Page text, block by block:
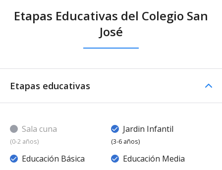
Etapas Educativas del Colegio San
José
Etapas educativas
Sala cuna
(0-2 años)
Jardin Infantil
(3-6 años)
Educación Básica
Educación Media